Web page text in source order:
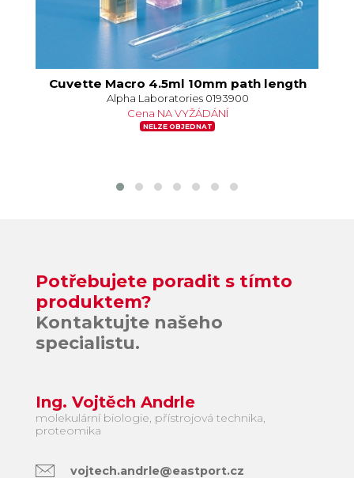
Cuvette Macro 4.5ml 10mm path length
Alpha Laboratories 0193900
Cena NA VYŽÁDÁNÍ
NELZE OBJEDNAT
Potřebujete poradit s tímto
produktem?
Kontaktujte našeho
specialistu.
Ing. Vojtěch Andrle
molekulární biologie, přístrojová technika,
proteomika
vojtech.andrle@eastport.cz